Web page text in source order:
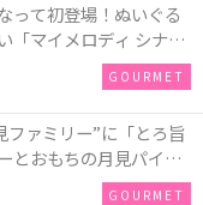
って初登場！ぬいぐる
「マイメロディ シナモ
GOURMET
ファミリー”に「とろ旨
とおもちの月見パイ」
産シャインマスカット
GOURMET